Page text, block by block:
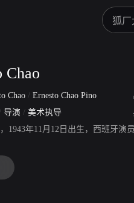
Chao
Chao / Ernesto Chao Pino
导演 / 美术执导
，1943年11月12日出生，西班牙